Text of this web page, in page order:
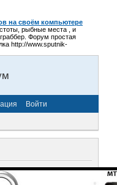
на своём компьютере
рыбные места , и
Форум простая
http://www.sputnik-
Войти